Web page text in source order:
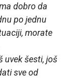
dobro da
po jednu
morate
uvek šesti, još
sve od